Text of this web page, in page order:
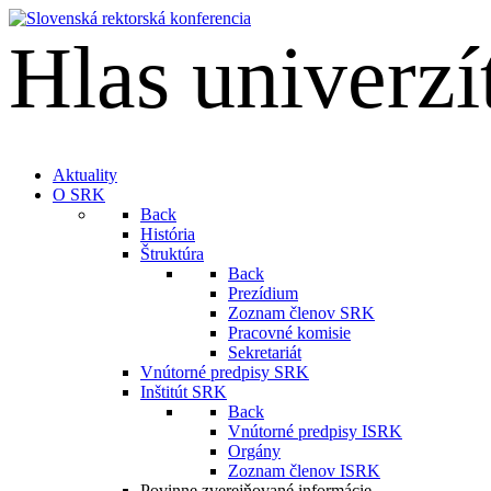
Hlas
Aktuality
O SRK
Back
História
Štruktúra
Back
Prezídium
Zoznam členov SRK
Pracovné komisie
Sekretariát
Vnútorné predpisy SRK
Inštitút SRK
Back
Vnútorné predpisy ISRK
Orgány
Zoznam členov ISRK